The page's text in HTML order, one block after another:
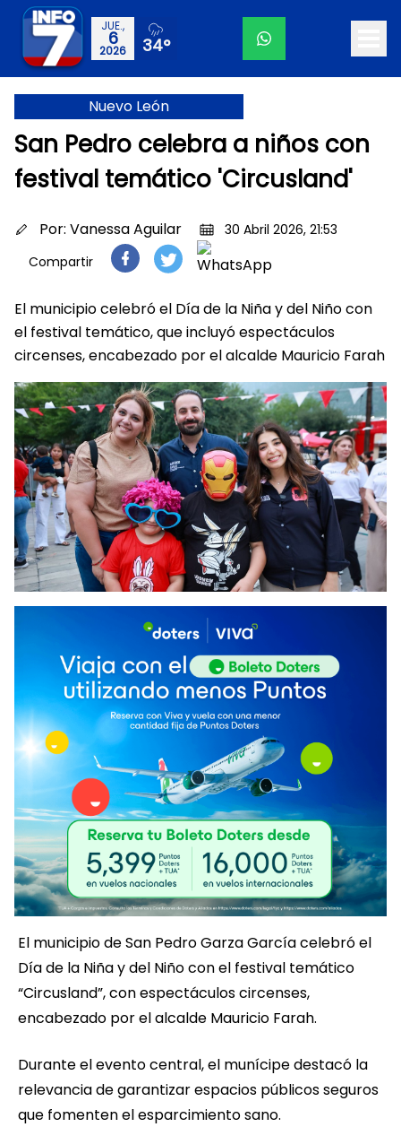
JUE.,
6
2026 34°
Nuevo León
San Pedro celebra a niños con
festival temático 'Circusland'
Por: Vanessa Aguilar
30 Abril 2026, 21:53
Compartir
El municipio celebró el Día de la Niña y del Niño con
el festival temático, que incluyó espectáculos
circenses, encabezado por el alcalde Mauricio Farah
El municipio de San Pedro Garza García celebró el
Día de la Niña y del Niño con el festival temático
“Circusland”, con espectáculos circenses,
encabezado por el alcalde Mauricio Farah.
Durante el evento central, el munícipe destacó la
relevancia de garantizar espacios públicos seguros
que fomenten el esparcimiento sano.